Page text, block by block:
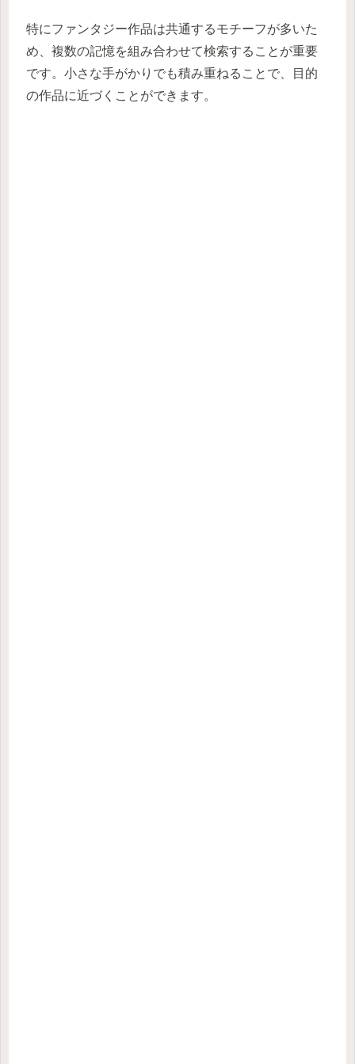
特にファンタジー作品は共通するモチーフが多いた
め、複数の記憶を組み合わせて検索することが重要
です。小さな手がかりでも積み重ねることで、目的
の作品に近づくことができます。